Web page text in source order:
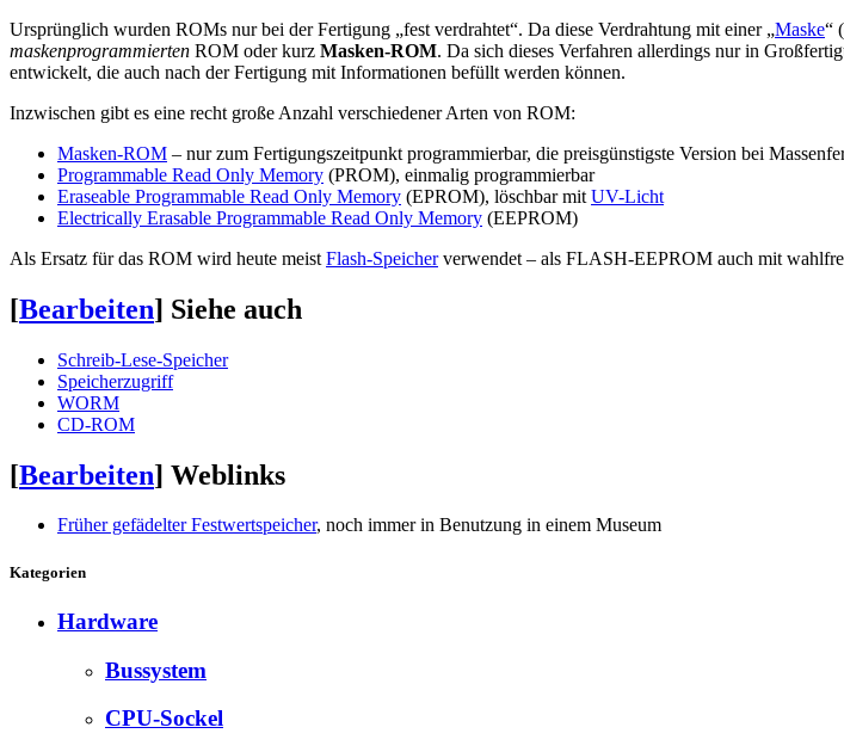
Ursprünglich wurden ROMs nur bei der Fertigung „fest verdrahtet“. Da diese Verdrahtung mit einer „Maske“
maskenprogrammierten ROM oder kurz Masken-ROM. Da sich dieses Verfahren allerdings nur in
entwickelt, die auch nach der Fertigung mit Informationen befüllt werden können.
Inzwischen gibt es eine recht große Anzahl verschiedener Arten von ROM:
Masken-ROM – nur zum Fertigungszeitpunkt programmierbar, die preisgünstigste Version bei
Programmable Read Only Memory (PROM), einmalig programmierbar
Eraseable Programmable Read Only Memory (EPROM), löschbar mit UV-Licht
Electrically Erasable Programmable Read Only Memory (EEPROM)
Als Ersatz für das ROM wird heute meist Flash-Speicherverwendet – als FLASH-EEPROM auch mit
[Bearbeiten] Siehe auch
Schreib-Lese-Speicher
Speicherzugriff
WORM
CD-ROM
[Bearbeiten] Weblinks
Früher gefädelter Festwertspeicher, noch immer in Benutzung in einem Museum
Kategorien
Hardware
Bussystem
CPU-Sockel